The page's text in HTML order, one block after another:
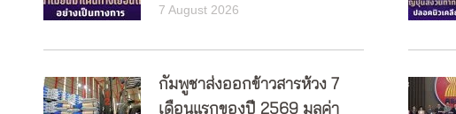
7 August 2026
กัมพูชาส่งออกข้าวสารห้วง 7
เดือนแรกของปี 2569 มูลค่า